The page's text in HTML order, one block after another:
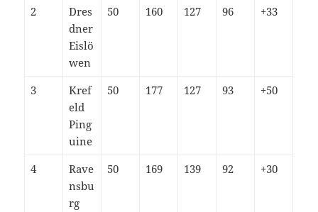
2
Dres
dner
Eislö
wen
50 160 127 96 +33
3
Kref
eld
Ping
uine
50 177 127 93 +50
4
Rave
nsbu
rg
50 169 139 92 +30